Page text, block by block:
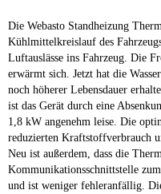
Die Webasto Standheizung
Kühlmittelkreislauf des
Luftauslässe ins Fahrzeug. Die
erwärmt sich. Jetzt hat die
noch höherer Lebensdauer
ist das Gerät durch eine
1,8 kW angenehm leise. Die
reduzierten Kraftstoffverbrauch
Neu ist außerdem, dass die
Kommunikationsschnittstelle
und ist weniger fehleranfällig.